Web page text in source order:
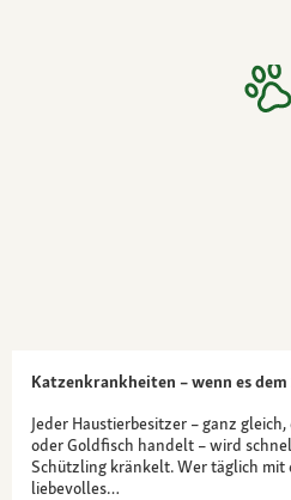
Katzenkrankheiten – wenn es
Jeder Haustierbesitzer – ganz
oder Goldfisch handelt – wird
Schützling kränkelt. Wer täglich mit
liebevolles…